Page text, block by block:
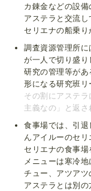
カ錬金などの設備
アステラと交流
セリエナの船乗り
調査資源管理所
が一人で切り盛り
研究の管理等が
形になる研究班リ
その割にアステ
主義なの」と返さ
食事場では、引
んアイルーのセ
セリエナの食事場
メニューは寒冷
チュー、アツア
アステラとは別